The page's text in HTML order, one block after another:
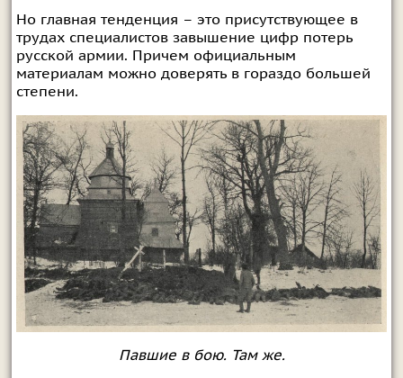
Но главная тенденция – это присутствующее в
трудах специалистов завышение цифр потерь
русской армии. Причем официальным
материалам можно доверять в гораздо большей
степени.
Павшие в бою. Там же.